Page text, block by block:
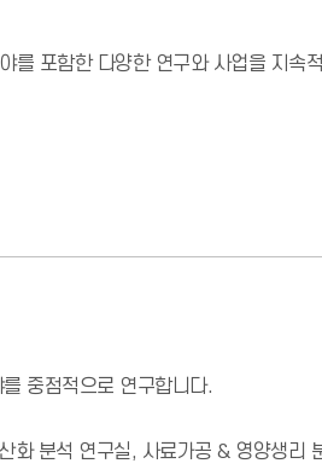
를 포함한 다양한 연구와 사업을 지속
중점적으로 연구합니다.
화 분석 연구실, 사료가공 & 영양생리